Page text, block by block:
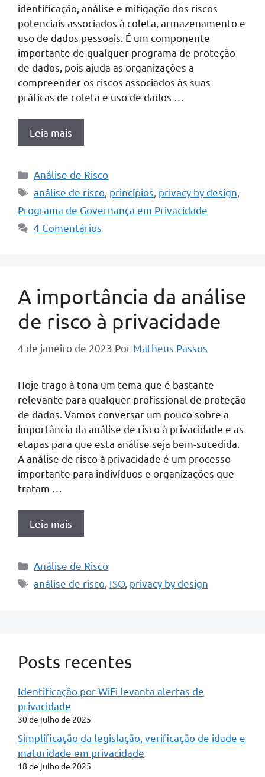
identificação, análise e mitigação dos riscos
potenciais associados à coleta, armazenamento e
uso de dados pessoais. É um componente
importante de qualquer programa de proteção
de dados, pois ajuda as organizações a
compreender os riscos associados às suas
práticas de coleta e uso de dados …
Leia mais
Categorias
Análise de Risco
Tags
análise de risco princípios privacy by design
Programa de Governança em Privacidade
4 Comentários
A importância da análise
de risco à privacidade
4 de janeiro de 2023 Por Matheus Passos
Hoje trago à tona um tema que é bastante
relevante para qualquer profissional de proteção
de dados. Vamos conversar um pouco sobre a
importância da análise de risco à privacidade e as
etapas para que esta análise seja bem-sucedida.
A análise de risco à privacidade é um processo
importante para indivíduos e organizações que
tratam …
Leia mais
Categorias
Análise de Risco
Tags
análise de risco ISO, privacy by design
Posts recentes
Identificação por WiFi levanta alertas de
privacidade
30 de julho de 2025
Simplificação da legislação, verificação de idade e
maturidade em privacidade
18 de julho de 2025